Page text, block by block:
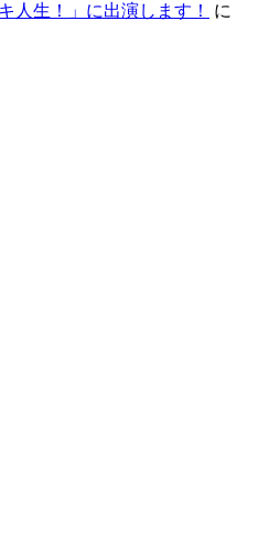
人生！」に出演します！
に